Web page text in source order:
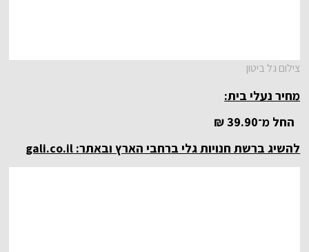
צילום גל ביטון
מחיר נעלי בית:
החל מ־39.90 ₪
להשיג ברשת חנויות גלי ברחבי הארץ ובאתר: gali.co.il